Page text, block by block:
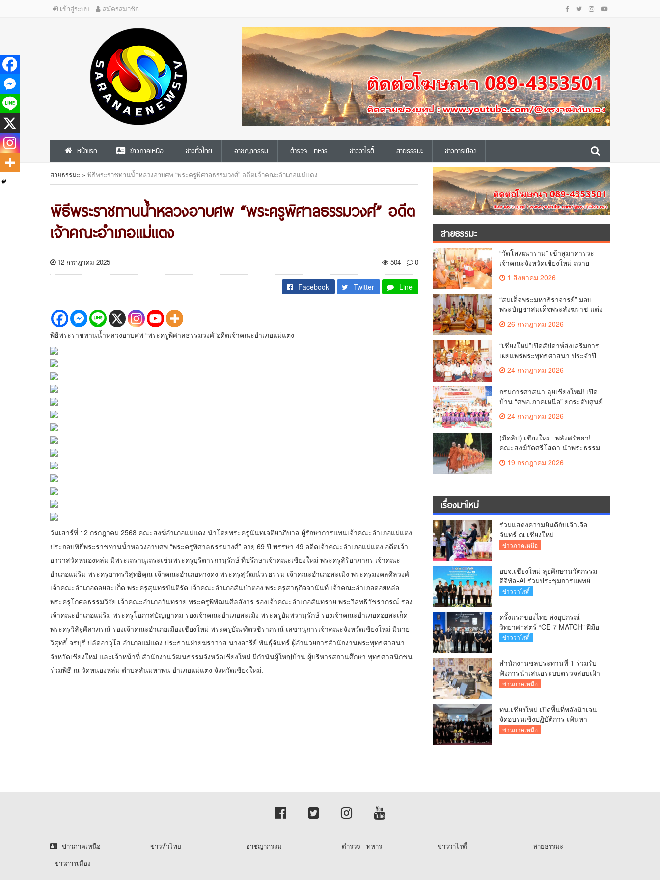
เข้าสู่ระบบ สมัครสมาชิก
หน้าแรก ข่าวภาคเหนือ ข่าวทั่วไทย อาชญากรรม ตำรวจ - ทหาร ข่าววาไรตี้ สายธรรมะ ข่าวการเมือง
สายธรรมะ » พิธีพระราชทานน้ำหลวงอาบศพ “พระครูพิศาลธรรมวงศ์” อดีตเจ้าคณะอำเภอแม่แตง
พิธีพระราชทานน้ำหลวงอาบศพ “พระครูพิศาลธรรมวงศ์” อดีต
เจ้าคณะอำเภอแม่แตง
12 กรกฎาคม 2025 504 0
Facebook Twitter Line
พิธีพระราชทานน้ำหลวงอาบศพ “พระครูพิศาลธรรมวงศ์”อดีตเจ้าคณะอำเภอแม่แตง
วันเสาร์ที่ 12 กรกฎาคม 2568 คณะสงฆ์อำเภอแม่แตง นำโดยพระครูนันทเจติยาภิบาล ผู้รักษาการแทนเจ้าคณะอำเภอแม่แตง
ประกอบพิธีพระราชทานน้ำหลวงอาบศพ “พระครูพิศาลธรรมวงศ์” อายุ 69 ปี พรรษา 49 อดีตเจ้าคณะอำเภอแม่แตง อดีตเจ้า
อาวาสวัดหนองหล่ม มีพระเถรานุเถระเช่นพระครูบุรีตารกานุรักษ์ ที่ปรึกษาเจ้าคณะเชียงใหม่ พระครูสิริอาภากร เจ้าคณะ
อำเภอแม่ริม พระครูอาทรวิสุทธิคุณ เจ้าคณะอำเภอหางดง พระครูสุวัฒน์วรธรรม เจ้าคณะอำเภอสะเมิง พระครูมงคลศีลวงศ์
เจ้าคณะอำเภอดอยสะเก็ด พระครูสุนทรขันติรัต เจ้าคณะอำเภอสันป่าตอง พระครูสาธุกิจจานันท์ เจ้าคณะอำเภอดอยหล่อ
พระครูโกศลธรรมวิจัย เจ้าคณะอำเภอวันทราย พระครูพิพัฒนศีลสังวร รองเจ้าคณะอำเภอสันทราย พระวิสุทธิวัชราภรณ์ รอง
เจ้าคณะอำเภอแม่ริม พระครูโอภาสปัญญาคม รองเจ้าคณะอำเภอสะเมิง พระครูอัมพวานุรักษ์ รองเจ้าคณะอำเภอดอยสะเก็ด
พระครูวิสิฐศีลาภรณ์ รองเจ้าคณะอำเภอเมืองเชียงใหม่ พระครูบัณฑิตวชิราภรณ์ เลขานุการเจ้าคณะจังหวัดเชียงใหม่ มีนาย
วิสุทธิ์ จรบุรี ปลัดอาวุโส อำเภอแม่แตง ประธานฝ่ายฆราวาส นางอารีย์ พันธุ์จันทร์ ผู้อำนวยการสำนักงานพระพุทธศาสนา
จังหวัดเชียงใหม่ และเจ้าหน้าที่ สำนักงานวัฒนธรรมจังหวัดเชียงใหม่ มีกำนันผู้ใหญ่บ้าน ผู้บริหารสถานศึกษา พุทธศาสนิกชน
ร่วมพิธี ณ วัดหนองหล่ม ตำบลสันมหาพน อำเภอแม่แตง จังหวัดเชียงใหม่.
สายธรรมะ
“วัดโสภณาราม” เข้าสูมาคารวะ
เจ้าคณะจังหวัดเชียงใหม่ ถวาย
เทียนพรรษาและผ้าอาบน้ำฝน
เนื่องในวันเข้าพรรษา
1 สิงหาคม 2026
“สมเด็จพระมหาธีราจารย์” มอบ
พระบัญชาสมเด็จพระสังฆราช แต่ง
ตั้ง “พระราชปัญญาเวที” เป็นรอง
เจ้าคณะจังหวัดเชียงใหม่
26 กรกฎาคม 2026
“เชียงใหม่”เปิดสัปดาห์ส่งเสริมการ
เผยแพร่พระพุทธศาสนา ประจำปี
2569 มอบเกียรติบัตรและรางวัล
เชิดชูผู้ทำคุณประโยชน์แก่
24 กรกฎาคม 2026
กรมการศาสนา ลุยเชียงใหม่! เปิด
บ้าน “ศพอ.ภาคเหนือ” ยกระดับศูนย์
ศึกษาฯ ชูเวทีบรรยายธรรมสร้าง
ทุนชีวิตเยาวชน
24 กรกฎาคม 2026
(มีคลิป) เชียงใหม่ -พลังศรัทธา!
คณะสงฆ์วัดศรีโสดา นำพระธรรม
จาริก-พระนวกะบนพื้นที่สูง 150 รูป
ย่ำเท้าเปล่าธรรมยาตราตามรอย
19 กรกฎาคม 2026
เรื่องมาใหม่
ร่วมแสดงความยินดีกับเจ้าเจือ
จันทร์ ณ เชียงใหม่
ข่าวภาคเหนือ
อบจ.เชียงใหม่ ลุยศึกษานวัตกรรม
ดิจิทัล-AI ร่วมประชุมการแพทย์
ฉุกเฉินท้องถิ่นระดับชาติ ครั้งที่ 10
สากล
ข่าววาไรตี้
ครั้งแรกของไทย ส่งอุปกรณ์
วิทยาศาสตร์ “CE-7 MATCH” ฝีมือ
คนไทย ร่วมภารกิจสำรวจดวง
ข่าววาไรตี้
สำนักงานชลประทานที่ 1 ร่วมรับ
ฟังการนำเสนอระบบตรวจสอบเฝ้า
ระวังโครงสร้างพื้นฐานด้าน
ข่าวภาคเหนือ
ทน.เชียงใหม่ เปิดพื้นที่พลังนิวเจน
จัดอบรมเชิงปฏิบัติการ เฟ้นหา
“สภาเด็กและเยาวชน” ปี 2569 มุ่ง
ข่าวภาคเหนือ
ข่าวภาคเหนือ ข่าวทั่วไทย อาชญากรรม ตำรวจ - ทหาร ข่าววาไรตี้
สายธรรมะ
ข่าวการเมือง